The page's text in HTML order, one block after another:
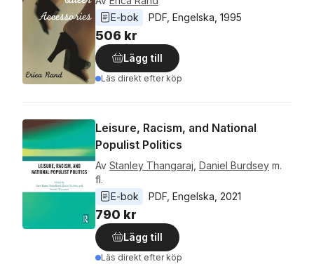
E-bok
PDF, Engelska, 1995
506 kr
Lägg till
Läs direkt efter köp
Leisure, Racism, and National
Populist Politics
Av Stanley Thangaraj, Daniel Burdsey m.
fl.
E-bok
PDF, Engelska, 2021
790 kr
Lägg till
Läs direkt efter köp